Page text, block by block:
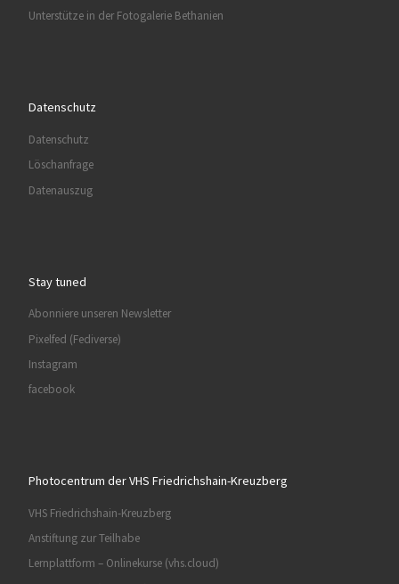
Unterstütze in der Fotogalerie Bethanien
Datenschutz
Datenschutz
Löschanfrage
Datenauszug
Stay tuned
Abonniere unseren Newsletter
Pixelfed (Fediverse)
Instagram
facebook
Photocentrum der VHS Friedrichshain-Kreuzberg
VHS Friedrichshain-Kreuzberg
Anstiftung zur Teilhabe
Lernplattform – Onlinekurse (vhs.cloud)